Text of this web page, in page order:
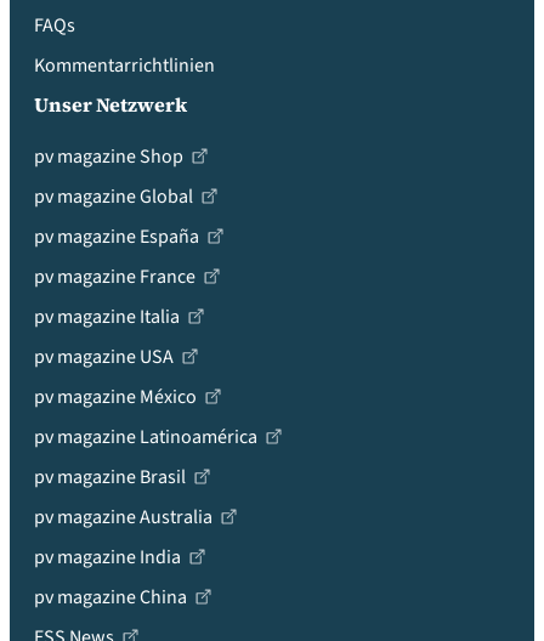
FAQs
Kommentarrichtlinien
Unser Netzwerk
pv magazine Shop
pv magazine Global
pv magazine España
pv magazine France
pv magazine Italia
pv magazine USA
pv magazine México
pv magazine Latinoamérica
pv magazine Brasil
pv magazine Australia
pv magazine India
pv magazine China